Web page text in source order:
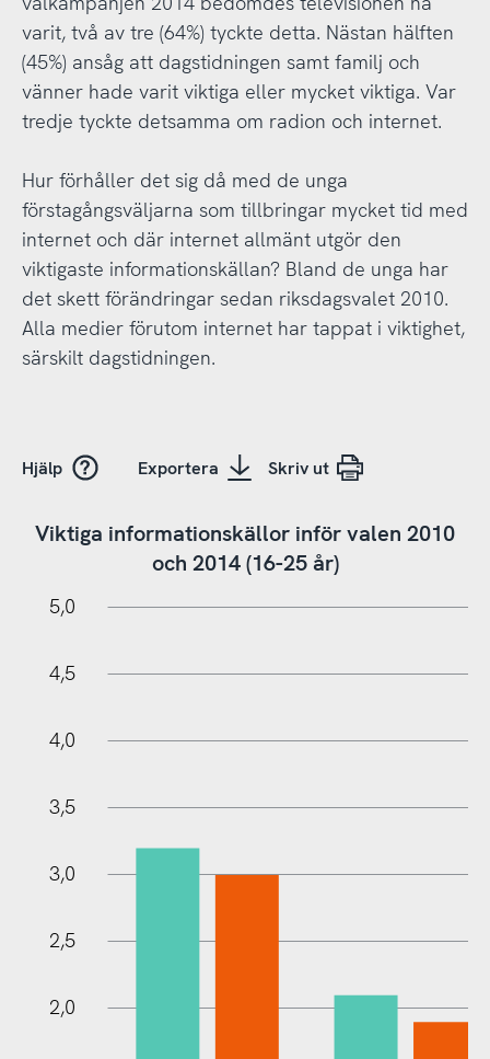
varit, två av tre (64%) tyckte detta. Nästan hälften
(45%) ansåg att dagstidningen samt familj och
vänner hade varit viktiga eller mycket viktiga. Var
tredje tyckte detsamma om radion och internet.
Hur förhåller det sig då med de unga
förstagångsväljarna som tillbringar mycket tid med
internet och där internet allmänt utgör den
viktigaste informationskällan? Bland de unga har
det skett förändringar sedan riksdagsvalet 2010.
Alla medier förutom internet har tappat i viktighet,
särskilt dagstidningen.
Hjälp Exportera Skriv ut
Viktiga informationskällor inför valen 2010
och 2014 (16-25 år)
1,0
5,0
4,5
4,0
3,5
3,0
2,5
2,0